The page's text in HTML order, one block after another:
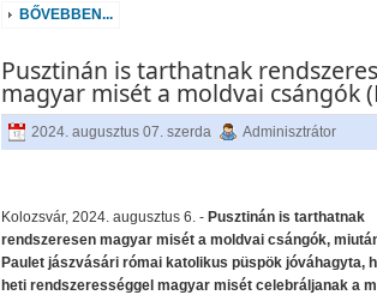
BŐVEBBEN...
Pusztinán is tarthatnak
magyar misét a moldvai csángók
2024. augusztus 07. szerda Adminisztrátor
Kolozsvár, 2024. augusztus 6. - Pusztinán is tarthatnak
rendszeresen magyar misét a moldvai csángók,
Paulet jászvásári római katolikus püspök jóváhagyta,
heti rendszerességgel magyar misét celebráljanak a